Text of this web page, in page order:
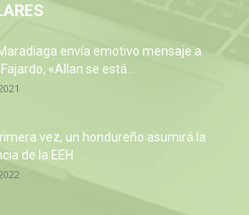
envía emotivo mensaje a
«Allan se está...
vez, un hondureño asumirá la
de la EEH